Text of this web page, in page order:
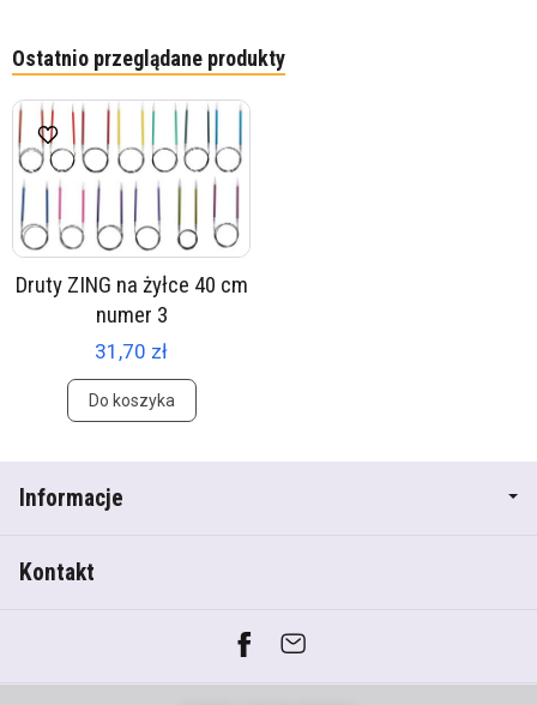
Ostatnio przeglądane produkty
Druty ZING na żyłce 40 cm
numer 3
31,70 zł
Do koszyka
Informacje
Kontakt